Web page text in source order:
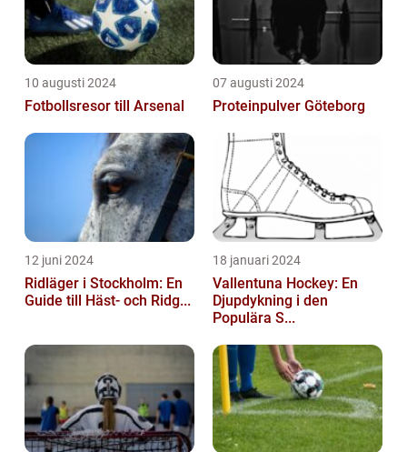
10 augusti 2024
Fotbollsresor till Arsenal
07 augusti 2024
Proteinpulver Göteborg
12 juni 2024
Ridläger i Stockholm: En
Guide till Häst- och Ridg...
18 januari 2024
Vallentuna Hockey: En
Djupdykning i den
Populära S...